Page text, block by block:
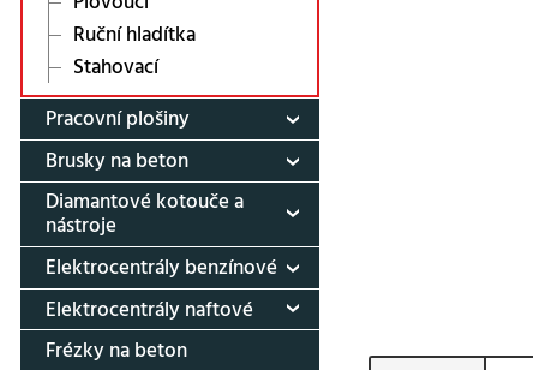
Ruční hladítka
Stahovací
Pracovní plošiny
Brusky na beton
Diamantové kotouče a
nástroje
Elektrocentrály benzínové
Elektrocentrály naftové
Frézky na beton